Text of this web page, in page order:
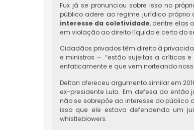
Fux já se pronunciou sobre isso no
público adere ao regime jurídico
interesse da coletividade, dentre elas
em violação ao direito líquido e certo do
Cidadãos privados têm direito à
e ministros – “estão sujeitas a críticas
enfaticamente e que vem norteando
Deltan ofereceu argumento similar em
ex-presidente Lula. Em defesa do
não se sobrepõe ao interesse do
isso que ele estava defendendo um
whistleblowers.